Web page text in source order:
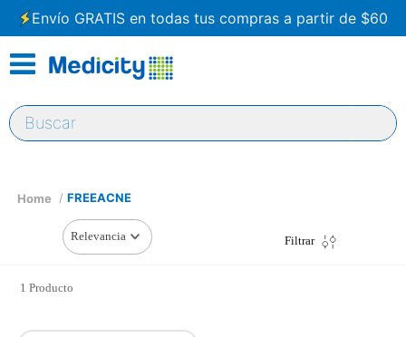
Envío GRATIS en todas tus compras a partir de $60
Buscar
FREEACNE
Relevancia Filtrar
1 Producto